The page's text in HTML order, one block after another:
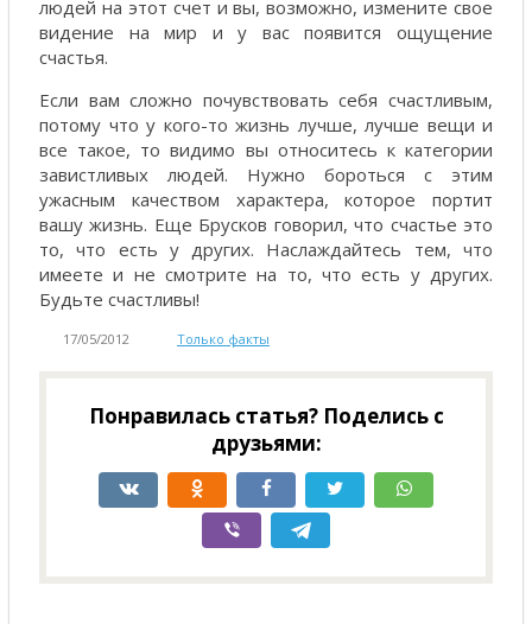
людей на этот счет и вы, возможно, измените свое
видение на мир и у вас появится ощущение
счастья.
Если вам сложно почувствовать себя счастливым,
потому что у кого-то жизнь лучше, лучше вещи и
все такое, то видимо вы относитесь к категории
завистливых людей. Нужно бороться с этим
ужасным качеством характера, которое портит
вашу жизнь. Еще Брусков говорил, что счастье это
то, что есть у других. Наслаждайтесь тем, что
имеете и не смотрите на то, что есть у других.
Будьте счастливы!
17/05/2012 Только факты
Понравилась статья? Поделись с
друзьями: